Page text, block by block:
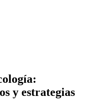
y estrategias